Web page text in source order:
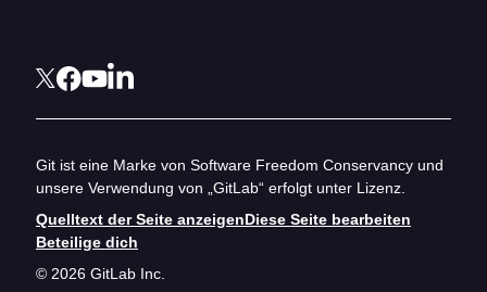
Git ist eine Marke von Software Freedom Conservancy und
unsere Verwendung von „GitLab“ erfolgt unter Lizenz.
Quelltext der Seite anzeigenDiese Seite bearbeiten
Beteilige dich
© 2026 GitLab Inc.